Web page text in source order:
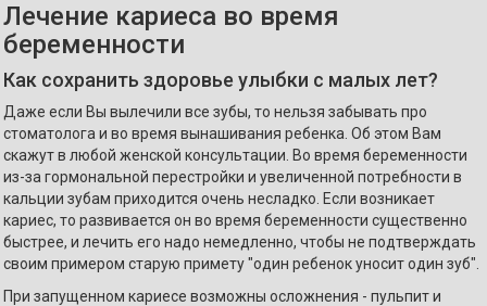
Лечение кариеса во время
беременности
Как сохранить здоровье улыбки с малых лет?
Даже если Вы вылечили все зубы, то нельзя забывать про
стоматолога и во время вынашивания ребенка. Об этом Вам
скажут в любой женской консультации. Во время беременности
из-за гормональной перестройки и увеличенной потребности в
кальции зубам приходится очень несладко. Если возникает
кариес, то развивается он во время беременности существенно
быстрее, и лечить его надо немедленно, чтобы не подтверждать
своим примером старую примету "один ребенок уносит один зуб".
При запущенном кариесе возможны осложнения - пульпит и